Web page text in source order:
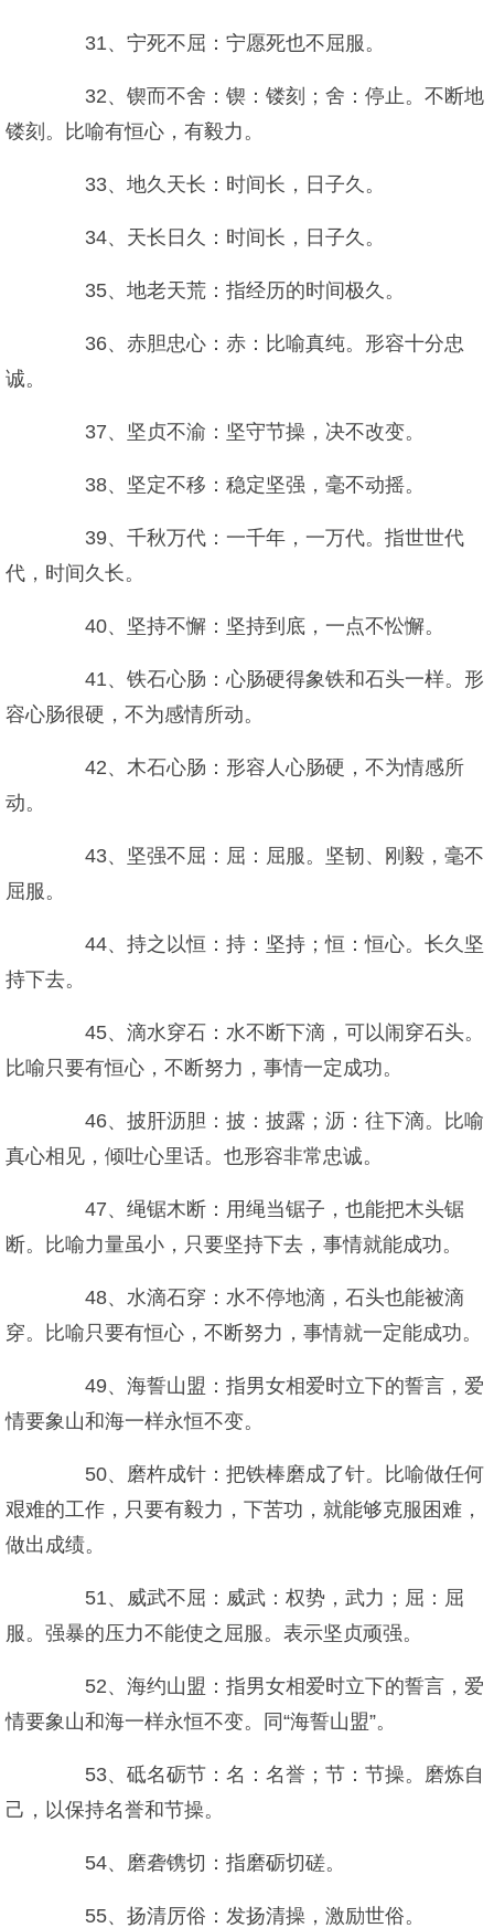
31、宁死不屈：宁愿死也不屈服。
32、锲而不舍：锲：镂刻；舍：停止。不断地
镂刻。比喻有恒心，有毅力。
33、地久天长：时间长，日子久。
34、天长日久：时间长，日子久。
35、地老天荒：指经历的时间极久。
36、赤胆忠心：赤：比喻真纯。形容十分忠
诚。
37、坚贞不渝：坚守节操，决不改变。
38、坚定不移：稳定坚强，毫不动摇。
39、千秋万代：一千年，一万代。指世世代
代，时间久长。
40、坚持不懈：坚持到底，一点不忪懈。
41、铁石心肠：心肠硬得象铁和石头一样。形
容心肠很硬，不为感情所动。
42、木石心肠：形容人心肠硬，不为情感所
动。
43、坚强不屈：屈：屈服。坚韧、刚毅，毫不
屈服。
44、持之以恒：持：坚持；恒：恒心。长久坚
持下去。
45、滴水穿石：水不断下滴，可以闹穿石头。
比喻只要有恒心，不断努力，事情一定成功。
46、披肝沥胆：披：披露；沥：往下滴。比喻
真心相见，倾吐心里话。也形容非常忠诚。
47、绳锯木断：用绳当锯子，也能把木头锯
断。比喻力量虽小，只要坚持下去，事情就能成功。
48、水滴石穿：水不停地滴，石头也能被滴
穿。比喻只要有恒心，不断努力，事情就一定能成功。
49、海誓山盟：指男女相爱时立下的誓言，爱
情要象山和海一样永恒不变。
50、磨杵成针：把铁棒磨成了针。比喻做任何
艰难的工作，只要有毅力，下苦功，就能够克服困难，
做出成绩。
51、威武不屈：威武：权势，武力；屈：屈
服。强暴的压力不能使之屈服。表示坚贞顽强。
52、海约山盟：指男女相爱时立下的誓言，爱
情要象山和海一样永恒不变。同“海誓山盟”。
53、砥名砺节：名：名誉；节：节操。磨炼自
己，以保持名誉和节操。
54、磨砻镌切：指磨砺切磋。
55、扬清厉俗：发扬清操，激励世俗。